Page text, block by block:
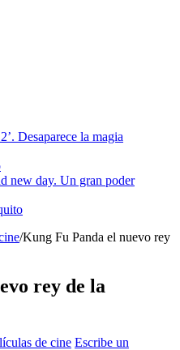
Desaparece la magia
new day. Un gran poder
/Kung Fu Panda el nuevo rey
rey de la
de cine Escribe un